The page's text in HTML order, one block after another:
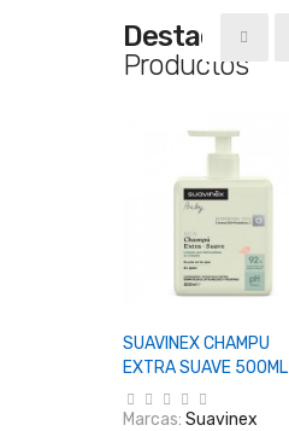
Destacado
Productos
+ Añadir Al Carrito
SUAVINEX CHAMPU
EXTRA SUAVE 500ML
Marcas: Suavinex